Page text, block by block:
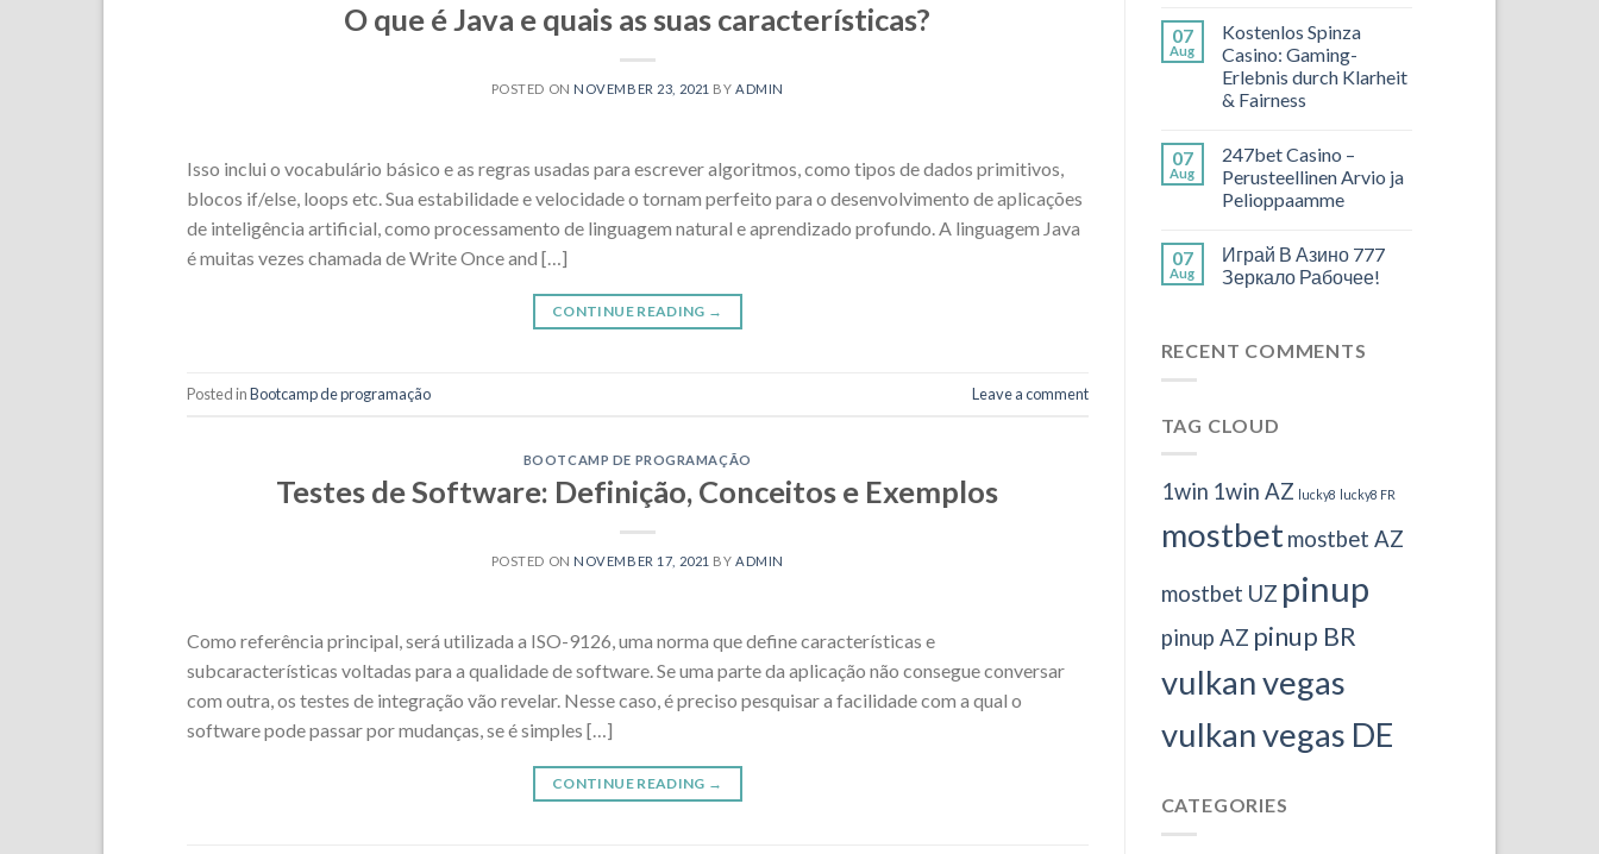
O que é Java e quais as suas características?
POSTED ON NOVEMBER 23, 2021 BYADMIN
Isso inclui o vocabulário básico e as regras usadas para escrever algoritmos, como tipos de dados primitivos,
blocos if/else, loops etc. Sua estabilidade e velocidade o tornam perfeito para o desenvolvimento de aplicações
de inteligência artificial, como processamento de linguagem natural e aprendizado profundo. A linguagem Java
é muitas vezes chamada de Write Once and […]
CONTINUE READING →
Posted inBootcamp de programação Leave a comment
BOOTCAMP DE PROGRAMAÇÃO
Testes de Software: Definição, Conceitos e Exemplos
POSTED ON NOVEMBER 17, 2021 BYADMIN
Como referência principal, será utilizada a ISO-9126, uma norma que define características e
subcaracterísticas voltadas para a qualidade de software. Se uma parte da aplicação não consegue conversar
com outra, os testes de integração vão revelar. Nesse caso, é preciso pesquisar a facilidade com a qual o
software pode passar por mudanças, se é simples […]
CONTINUE READING →
07
Aug
Kostenlos Spinza
Casino: Gaming-
Erlebnis durch Klarheit
& Fairness
07
Aug
247bet Casino –
Perusteellinen Arvio ja
Pelioppaamme
07
Aug
Играй В Азино 777
Зеркало Рабочее!
RECENT COMMENTS
TAG CLOUD
1win 1win AZ lucky8 lucky8 FR
mostbet mostbet AZ
mostbet UZ pinup
pinup AZ pinup BR
vulkan vegas
vulkan vegas DE
CATEGORIES